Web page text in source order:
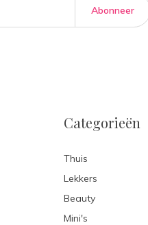
Abonneer
Categorieën
Thuis
Lekkers
Beauty
Mini's